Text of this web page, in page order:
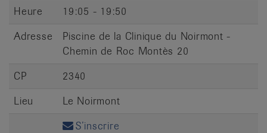
Heure
19:05 - 19:50
Adresse
Piscine de la Clinique du Noirmont -
Chemin de Roc Montès 20
CP
2340
Lieu
Le Noirmont
S’inscrire